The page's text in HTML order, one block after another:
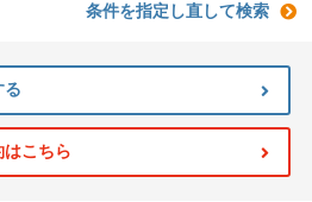
条件を指定し直して検索
る
こちら